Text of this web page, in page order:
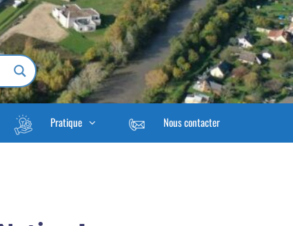
Pratique Nous contacter